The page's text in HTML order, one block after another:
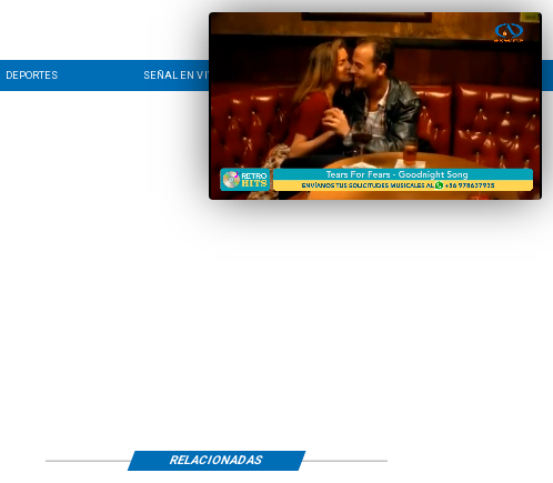
DEPORTES SEÑAL EN VIVO CONTACTO LÍNEA EDITORIAL
RELACIONADAS